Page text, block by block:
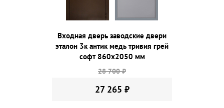
Входная дверь заводские двери
эталон 3к антик медь тривия грей
софт 860х2050 мм
28 700 ₽
27 265 ₽